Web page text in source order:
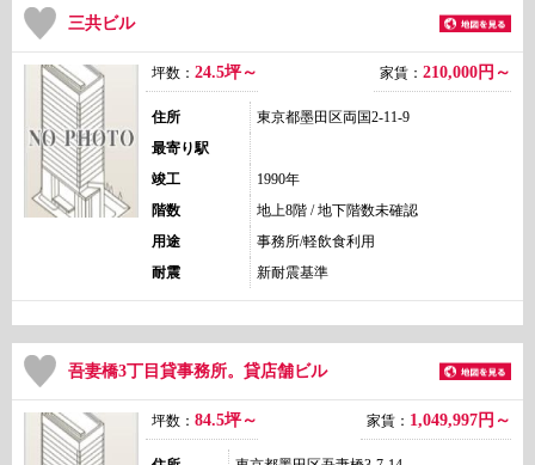
三共ビル
坪数： 24.5坪～ 家賃： 210,000 円～
住所
東京都墨田区両国2-11-9
最寄り駅
竣工
1990年
階数
地上8階 / 地下階数未確認
用途
事務所/軽飲食利用
耐震
新耐震基準
吾妻橋3丁目貸事務所。貸店舗ビル
坪数： 84.5坪～ 家賃： 1,049,997 円～